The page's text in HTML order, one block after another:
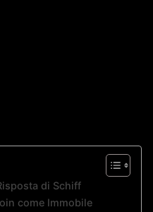
di Schiff
come Immobile